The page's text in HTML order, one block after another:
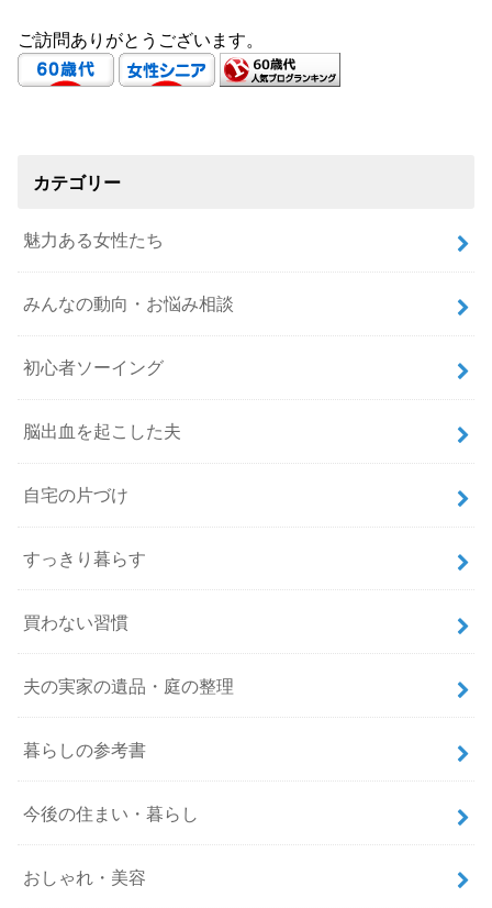
ご訪問ありがとうございます。
カテゴリー
魅力ある女性たち
みんなの動向・お悩み相談
初心者ソーイング
脳出血を起こした夫
自宅の片づけ
すっきり暮らす
買わない習慣
夫の実家の遺品・庭の整理
暮らしの参考書
今後の住まい・暮らし
おしゃれ・美容